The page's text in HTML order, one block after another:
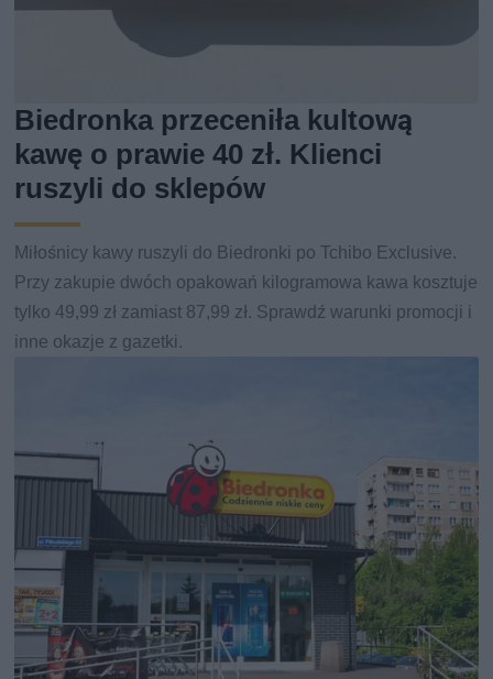
Biedronka przeceniła kultową
kawę o prawie 40 zł. Klienci
ruszyli do sklepów
Miłośnicy kawy ruszyli do Biedronki po Tchibo Exclusive.
Przy zakupie dwóch opakowań kilogramowa kawa kosztuje
tylko 49,99 zł zamiast 87,99 zł. Sprawdź warunki promocji i
inne okazje z gazetki.